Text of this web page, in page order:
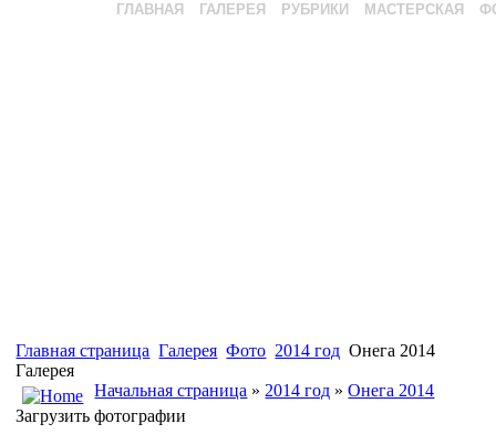
ГЛАВНАЯ ГАЛЕРЕЯ РУБРИКИ МАСТЕРСКАЯ
Главная страница Галерея Фото 2014 год Онега 2014
Галерея
Начальная страница » 2014 год »Онега 2014
Загрузить фотографии